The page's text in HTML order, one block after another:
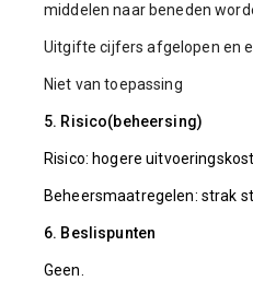
middelen naar beneden
Uitgifte cijfers afgelopen en
Niet van toepassing
5. Risico(beheersing)
Risico: hogere
Beheersmaatregelen: strak
6. Beslispunten
Geen.